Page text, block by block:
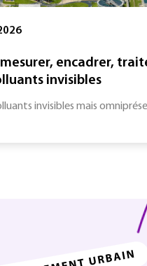
mesurer, encadrer,
invisibles
invisibles mais